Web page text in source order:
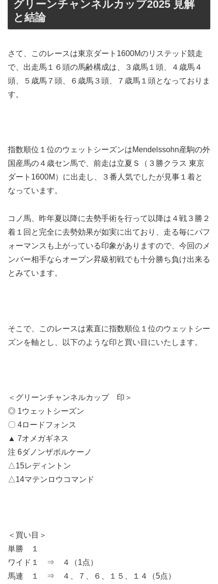
グリーンチャンネルカップ2025 見解
と結論
さて、このレースは東京ダート1600Mのリステッド競走
で、出走馬１６頭の馬齢構成は、３歳馬１頭、４歳馬４
頭、５歳馬７頭、６歳馬３頭、７歳馬１頭となっておりま
す。
指数順位１位のウェットシーズンはMendelssohn産駒の外
国産馬の４歳セン馬で、前走は立夏Ｓ（３勝クラス 東京
ダート1600M）に出走し、３番人気でしたが見事１着と
なっています。
コノ馬、昨年夏以降に去勢手術を行って以降は４戦３勝２
着１回と完全に去勢効果が如実に出ており、走る毎にパフ
ォーマンスも上がっている印象がありますので、今回のメ
ンバー相手ならオープン昇級初戦でも十分勝ち負け出来る
とみています。
そこで、このレースは素直に指数順位１位のウェットシー
ズンを軸とし、以下のような印と買い目にいたします。
＜グリーンチャンネルカップ 印＞
◎ 1ウェットシーズン
〇 4ロードフォンス
▲ 7オメガギネス
注 6ダノンザボルケーノ
△15レディントン
△14マテンロウコマンド
＜買い目＞
単勝 １
ワイド１ ⇒ ４（1点）
馬連 １ ⇒ ４、７、６、１５、１４（5点）